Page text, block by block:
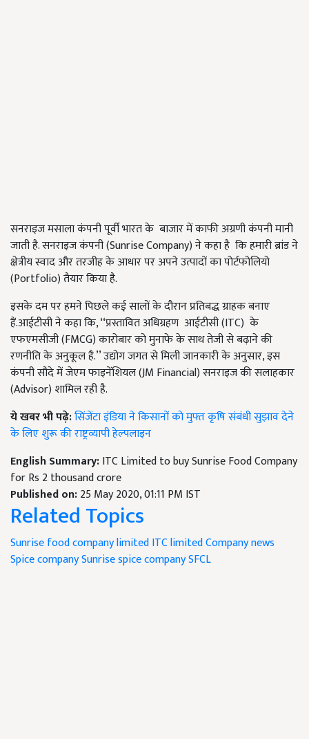
सनराइज मसाला कंपनी पूर्वी भारत के बाजार में काफी अग्रणी कंपनी मानी
जाती है. सनराइज कंपनी (Sunrise Company) ने कहा है कि हमारी ब्रांड ने
क्षेत्रीय स्वाद और तरजीह के आधार पर अपने उत्पादों का पोर्टफोलियो
(Portfolio) तैयार किया है.
इसके दम पर हमने पिछले कई सालों के दौरान प्रतिबद्ध ग्राहक बनाए
हैं.आईटीसी ने कहा कि, ‘‘प्रस्तावित अधिग्रहण आईटीसी (ITC) के
एफएमसीजी (FMCG) कारोबार को मुनाफे के साथ तेजी से बढ़ाने की
रणनीति के अनुकूल है.’’ उद्योग जगत से मिली जानकारी के अनुसार, इस
कंपनी सौदे में जेएम फाइनेंशियल (JM Financial) सनराइज की सलाहकार
(Advisor) शामिल रही है.
ये खबर भी पढ़े:सिंजेंटा इंडिया ने किसानों को मुफ्त कृषि संबंधी सुझाव देने
के लिए शुरू की राष्ट्रव्यापी हेल्पलाइन
English Summary:ITC Limited to buy Sunrise Food Company
for Rs 2 thousand crore
Published on:25 May 2020, 01:11 PM IST
Related Topics
Sunrise food company limitedITC limitedCompany news
Spice companySunrise spice companySFCL